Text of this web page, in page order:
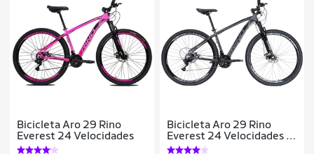
Bicicleta Aro 29 Rino
Everest 24 Velocidades
Bicicleta Aro 29 Rino
Everest 24 Velocidades -
Freio Hidrualico